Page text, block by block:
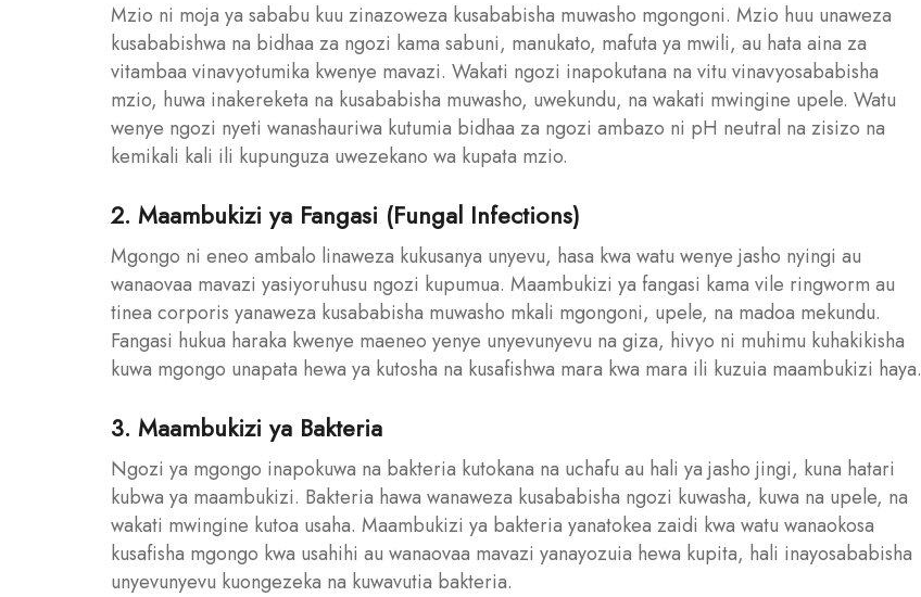
Mzio ni moja ya sababu kuu zinazoweza kusababisha muwasho mgongoni. Mzio huu unaweza
kusababishwa na bidhaa za ngozi kama sabuni, manukato, mafuta ya mwili, au hata aina za
vitambaa vinavyotumika kwenye mavazi. Wakati ngozi inapokutana na vitu vinavyosababisha
mzio, huwa inakereketa na kusababisha muwasho, uwekundu, na wakati mwingine upele. Watu
wenye ngozi nyeti wanashauriwa kutumia bidhaa za ngozi ambazo ni pH neutral na zisizo na
kemikali kali ili kupunguza uwezekano wa kupata mzio.
2. Maambukizi ya Fangasi (Fungal Infections)
Mgongo ni eneo ambalo linaweza kukusanya unyevu, hasa kwa watu wenye jasho nyingi au
wanaovaa mavazi yasiyoruhusu ngozi kupumua. Maambukizi ya fangasi kama vile ringworm au
tinea corporis yanaweza kusababisha muwasho mkali mgongoni, upele, na madoa mekundu.
Fangasi hukua haraka kwenye maeneo yenye unyevunyevu na giza, hivyo ni muhimu kuhakikisha
kuwa mgongo unapata hewa ya kutosha na kusafishwa mara kwa mara ili kuzuia maambukizi haya.
3. Maambukizi ya Bakteria
Ngozi ya mgongo inapokuwa na bakteria kutokana na uchafu au hali ya jasho jingi, kuna hatari
kubwa ya maambukizi. Bakteria hawa wanaweza kusababisha ngozi kuwasha, kuwa na upele, na
wakati mwingine kutoa usaha. Maambukizi ya bakteria yanatokea zaidi kwa watu wanaokosa
kusafisha mgongo kwa usahihi au wanaovaa mavazi yanayozuia hewa kupita, hali inayosababisha
unyevunyevu kuongezeka na kuwavutia bakteria.